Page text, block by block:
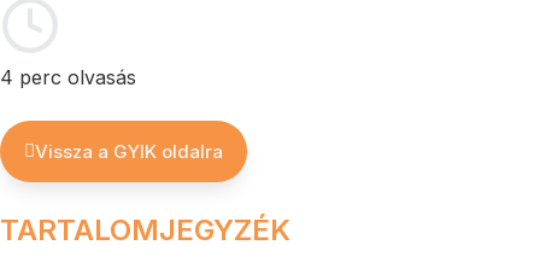
4 perc olvasás
Vissza a GYIK oldalra
TARTALOMJEGYZÉK